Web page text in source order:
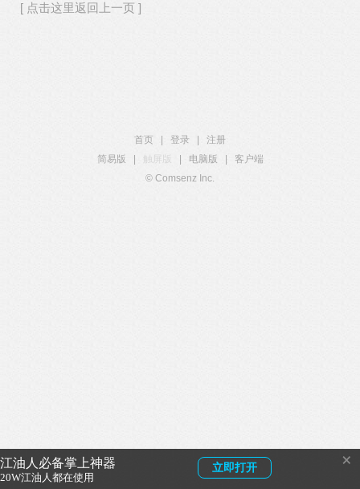
江油人必备掌上神器
20W江油人都在使用
立即打开 ×
[ 点击这里返回上一页 ]
首页 登录
注册
简易版
触屏版 电脑版
客户端
© Comsenz Inc.